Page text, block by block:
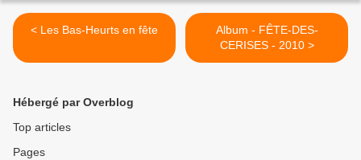
< Les Bas-Heurts en fête
Album - FÊTE-DES-
CERISES - 2010 >
Hébergé par Overblog
Top articles
Pages